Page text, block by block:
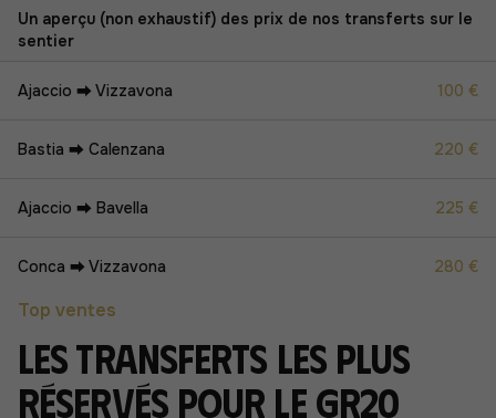
Un aperçu (non exhaustif) des prix de nos transferts sur le
sentier
Ajaccio ⮕ Vizzavona 100 €
Bastia ⮕ Calenzana 220 €
Ajaccio ⮕ Bavella 225 €
Conca ⮕ Vizzavona 280 €
Top ventes
Les transferts les plus
réservés pour le GR20